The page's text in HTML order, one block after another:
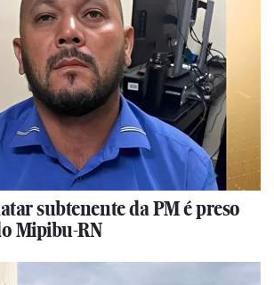
subtenente da PM é preso
Mipibu-RN